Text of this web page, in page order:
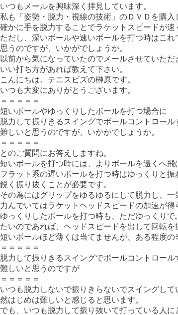
いつもメールを興味深く拝見しています。
私も「姿勢・脱力・視線の技術」のＤＶＤを購
確かに手を脱力することでラケットスピードが
ただし、深いボールや速いボールを打つ時はこ
思うのですが、いかがでしょうか。
以前から気になっていたのでメールさせていただ
いい打ち方があれば教えて下さい。
こんにちは。テニスビズの榊原です。
いつも大変にありがとうございます。
＝＝＝＝＝
短いボールやゆっくりしたボールを打つ場合に
脱力して振りきるスイングでボールコントロール
難しいと思うのですが、いかがでしょうか。
＝＝＝＝＝
とのご質問にお答えしますね。
短いボールを打つ時には、よりボールを遠くへ
フラット系の遅いボールを打つ時はゆっくりと
鋭く振り抜くことが必要です。
その為にはグリップをゆるゆるにして脱力し、
力んでいてはラケットヘッドスピードの加速が
ゆっくりしたボールを打つ時も、ただゆっくり
たいのであれば、ヘッドスピードを出して回転を
短いボールほど薄くは当てませんが、ある程度
＝＝＝＝＝
脱力して振りきるスイングでボールコントロール
難しいと思うのですが
＝＝＝＝＝
いつも脱力しないで振りきらないでスイングし
然はじめは難しいと感じると思います。
でも、いつも脱力して振り抜いて打っている人